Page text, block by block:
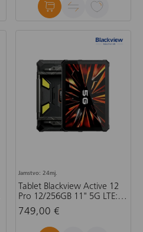
Jamstvo: 24mj.
Tablet Blackview Active 12
Pro 12/256GB 11" 5G LTE:
crni
749,00 €